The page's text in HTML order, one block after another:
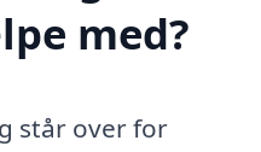
med?
står over for